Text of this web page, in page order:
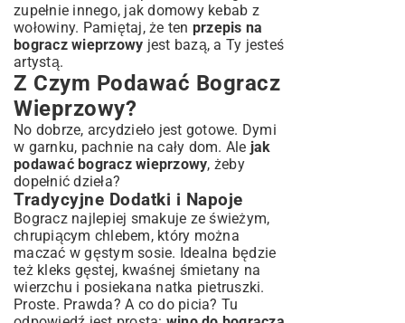
zupełnie innego, jakdomowy kebab z
wołowiny. Pamiętaj, że ten przepis na
bogracz wieprzowy jest bazą, a Ty jesteś
artystą.
Z Czym Podawać Bogracz
Wieprzowy?
No dobrze, arcydzieło jest gotowe. Dymi
w garnku, pachnie na cały dom. Ale jak
podawać bogracz wieprzowy, żeby
dopełnić dzieła?
Tradycyjne Dodatki i Napoje
Bogracz najlepiej smakuje ze świeżym,
chrupiącym chlebem, który można
maczać w gęstym sosie. Idealna będzie
też kleks gęstej, kwaśnej śmietany na
wierzchu i posiekana natka pietruszki.
Proste. Prawda? A co do picia? Tu